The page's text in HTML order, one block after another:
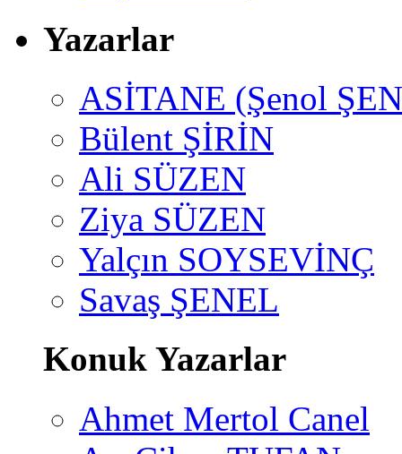
Yazarlar
ASİTANE (Şenol
Bülent ŞİRİN
Ali SÜZEN
Ziya SÜZEN
Yalçın SOYSEVİNÇ
Savaş ŞENEL
Konuk Yazarlar
Ahmet Mertol Canel